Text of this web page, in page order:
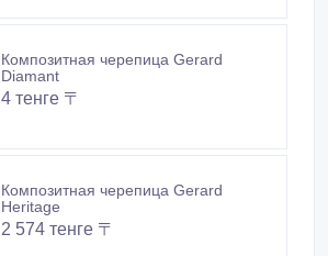
Композитная черепица Gerard
Diamant
4 тенге 〒
Композитная черепица Gerard
Heritage
2 574 тенге 〒